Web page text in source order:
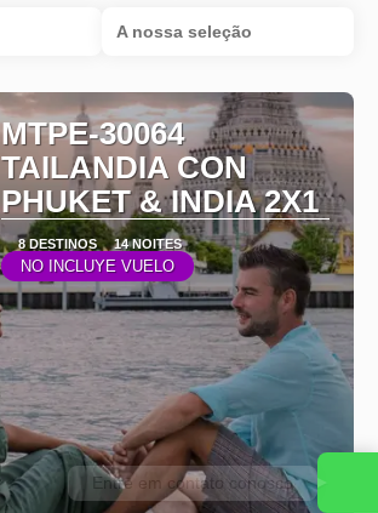
A nossa seleção
MTPE-30064
TAILANDIA CON
PHUKET & INDIA 2X1
8 DESTINOS 14 NOITES
NO INCLUYE VUELO
Entre em contato conosco